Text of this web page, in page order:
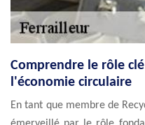
Comprendre le rôle
l'économie circulaire
En tant que membre de